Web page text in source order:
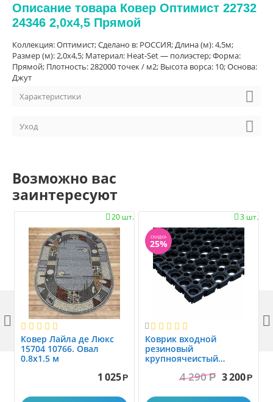
Описание товара Ковер Оптимист 22732
24346 2,0х4,5 Прямой
Коллекция: Оптимист; Сделано в: РОССИЯ; Длина (м): 4,5м;
Размер (м): 2,0х4,5; Материал: Heat-Set — полиэстер; Форма:
Прямой; Плотность: 282000 точек / м2; Высота ворса: 10; Основа:
Джут
Характеристики
Уход
Возможно вас
заинтересуют
20 шт.

Ковер Лайла де Люкс
15704 10766. Овал
0.8x1.5 м
1 025 Р
3 шт.

СКИДКА
25%

Коврик вxодной
резиновый
крупноячеистый
1.0x1.5 м4 290 Р 3 200 Р
 